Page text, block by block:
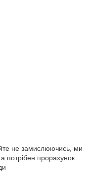
не замислюючись, ми
потрібен прорахунок